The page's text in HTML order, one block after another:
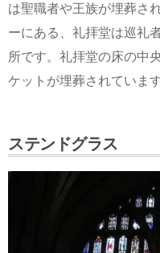
は聖職者や王族が埋葬さ
ーにある、礼拝堂は巡礼
所です。礼拝堂の床の中
ケットが埋葬されています
ステンドグラス